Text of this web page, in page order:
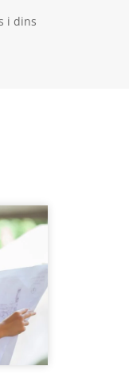
i dins